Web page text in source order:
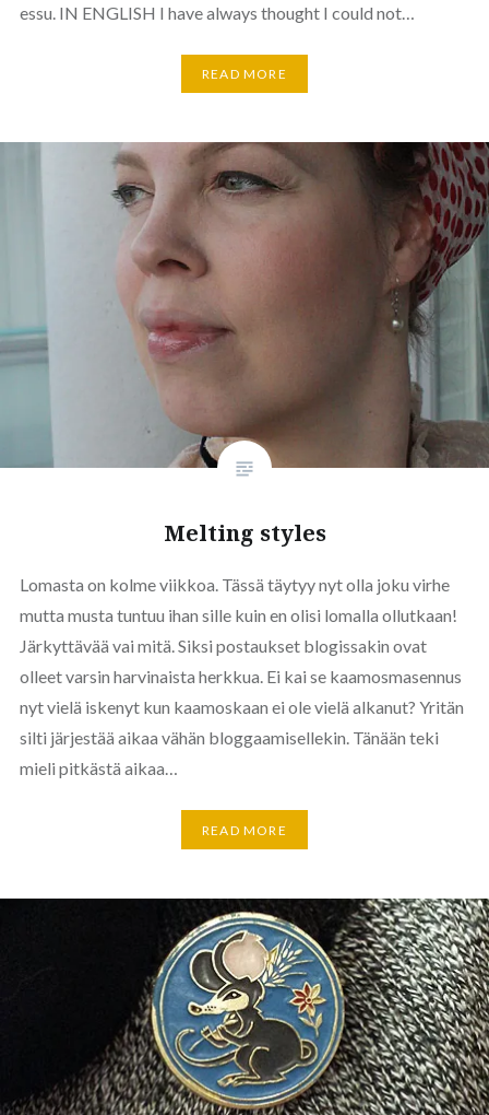
essu. IN ENGLISH I have always thought I could not…
READ MORE
Melting styles
Lomasta on kolme viikkoa. Tässä täytyy nyt olla joku virhe
mutta musta tuntuu ihan sille kuin en olisi lomalla ollutkaan!
Järkyttävää vai mitä. Siksi postaukset blogissakin ovat
olleet varsin harvinaista herkkua. Ei kai se kaamosmasennus
nyt vielä iskenyt kun kaamoskaan ei ole vielä alkanut? Yritän
silti järjestää aikaa vähän bloggaamisellekin. Tänään teki
mieli pitkästä aikaa…
READ MORE